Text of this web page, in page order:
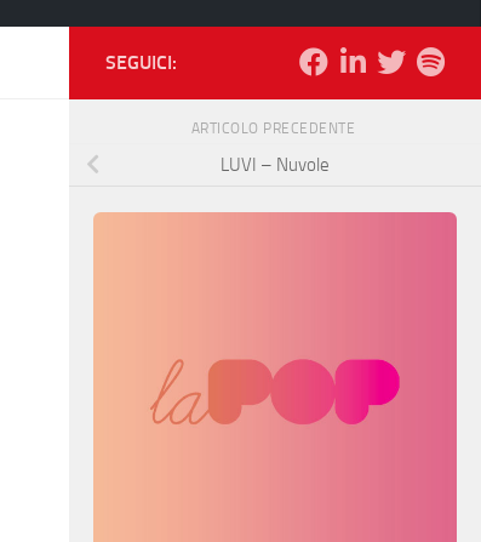
SEGUICI:
ARTICOLO PRECEDENTE
LUVI – Nuvole